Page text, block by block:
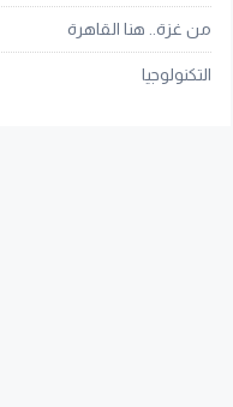
من غزة.. هنا القاهرة
التكنولوجيا